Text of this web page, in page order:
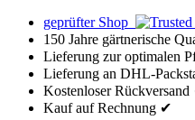
geprüfter Shop
150 Jahre gärtnerische
Lieferung zur optimalen
Lieferung an DHL-
Kostenloser
Kauf auf Rechnung ✔